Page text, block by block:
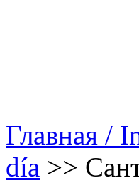
Главная /
día >>